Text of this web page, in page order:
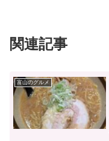
関連記事
富山のグルメ